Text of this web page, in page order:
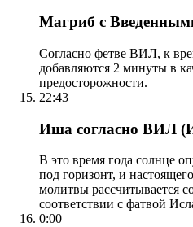
Магриб с
Согласно фетве ВИЛ, к
добавляются 2 минуты в
предосторожности.
22:43
Иша согласно ВИЛ
В это время года солнце
под горизонт, и
молитвы рассчитывается
соответствии с фатвой
0:00